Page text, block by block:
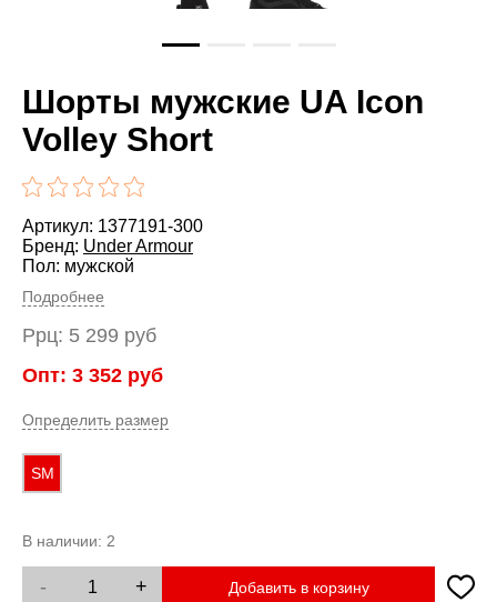
Шорты мужские UA Icon
Volley Short
Артикул: 1377191-300
Бренд: Under Armour
Пол: мужской
Подробнее
Ррц: 5 299 руб
Опт: 3 352 руб
Определить размер
SM
В наличии: 2
- + Добавить в корзину